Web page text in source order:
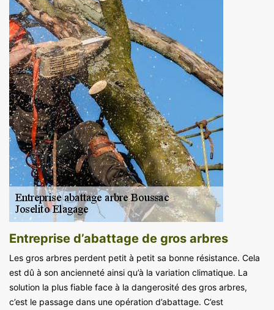
Entreprise d’abattage de gros arbres
Les gros arbres perdent petit à petit sa bonne résistance. Cela
est dû à son ancienneté ainsi qu’à la variation climatique. La
solution la plus fiable face à la dangerosité des gros arbres,
c’est le passage dans une opération d’abattage. C’est